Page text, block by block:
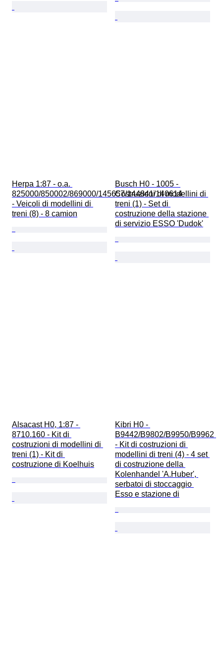
Herpa 1:87 - o.a.
825000/850002/869000/145657/144841/140614
- Veicoli di modellini di
treni (8) - 8 camion
Busch H0 - 1005 -
Costruzioni di modellini di
treni (1) - Set di
costruzione della stazione
di servizio ESSO 'Dudok'
Alsacast H0, 1:87 -
8710.160 - Kit di
costruzioni di modellini di
treni (1) - Kit di
costruzione di Koelhuis
Kibri H0 -
B9442/B9802/B9950/B9962
- Kit di costruzioni di
modellini di treni (4) - 4 set
di costruzione della
Kolenhandel 'A.Huber',
serbatoi di stoccaggio
Esso e stazione di